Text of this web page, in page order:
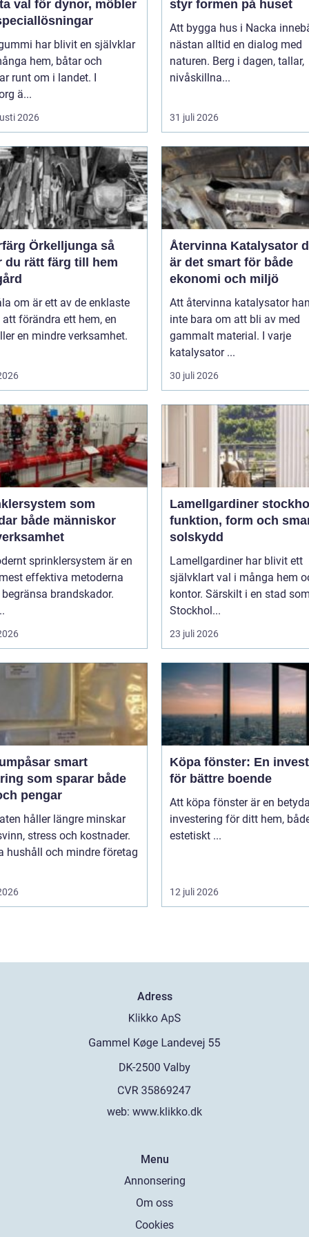
val för dynor, möbler
har blivit en självklar
hem, båtar och
runt om i landet. I
ä...
2026
styr formen på huset
Att bygga hus i Nacka
nästan alltid en dialog med
naturen. Berg i dagen, tallar,
nivåskillna...
31 juli 2026
Örkelljunga så
du rätt färg till hem
om är ett av de enklaste
förändra ett hem, en
en mindre verksamhet.
Återvinna Katalysator därför
är det smart för både
ekonomi och miljö
Att återvinna katalysator
inte bara om att bli av med
gammalt material. I varje
katalysator ...
30 juli 2026
som
både människor
sprinklersystem är en
effektiva metoderna
brandskador.
Lamellgardiner
funktion, form och
solskydd
Lamellgardiner har blivit ett
självklart val i många hem
kontor. Särskilt i en stad
Stockhol...
23 juli 2026
smart
som sparar både
pengar
håller längre minskar
stress och kostnader.
hushåll och mindre företag
Köpa fönster: En
för bättre boende
Att köpa fönster är en
investering för ditt hem,
estetiskt ...
12 juli 2026
Adress
web: www.klikko.dk
Menu
Annonsering
Om oss
Cookies